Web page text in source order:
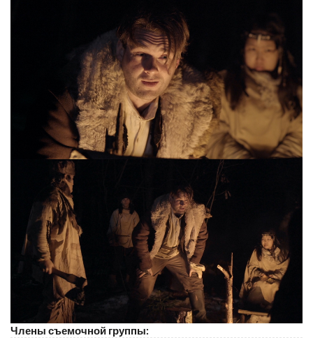
Члены съемочной группы: